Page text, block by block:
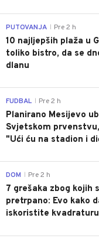
PUTOVANJA Pre 2 h
10 najljepših plaža u
toliko bistro, da se
dlanu
FUDBAL Pre 2 h
Planirano Mesijevo
Svjetskom
"Ući ću na stadion i
DOM Pre 2 h
7 grešaka zbog kojih
pretrpano: Evo kako
iskoristite kvadraturu